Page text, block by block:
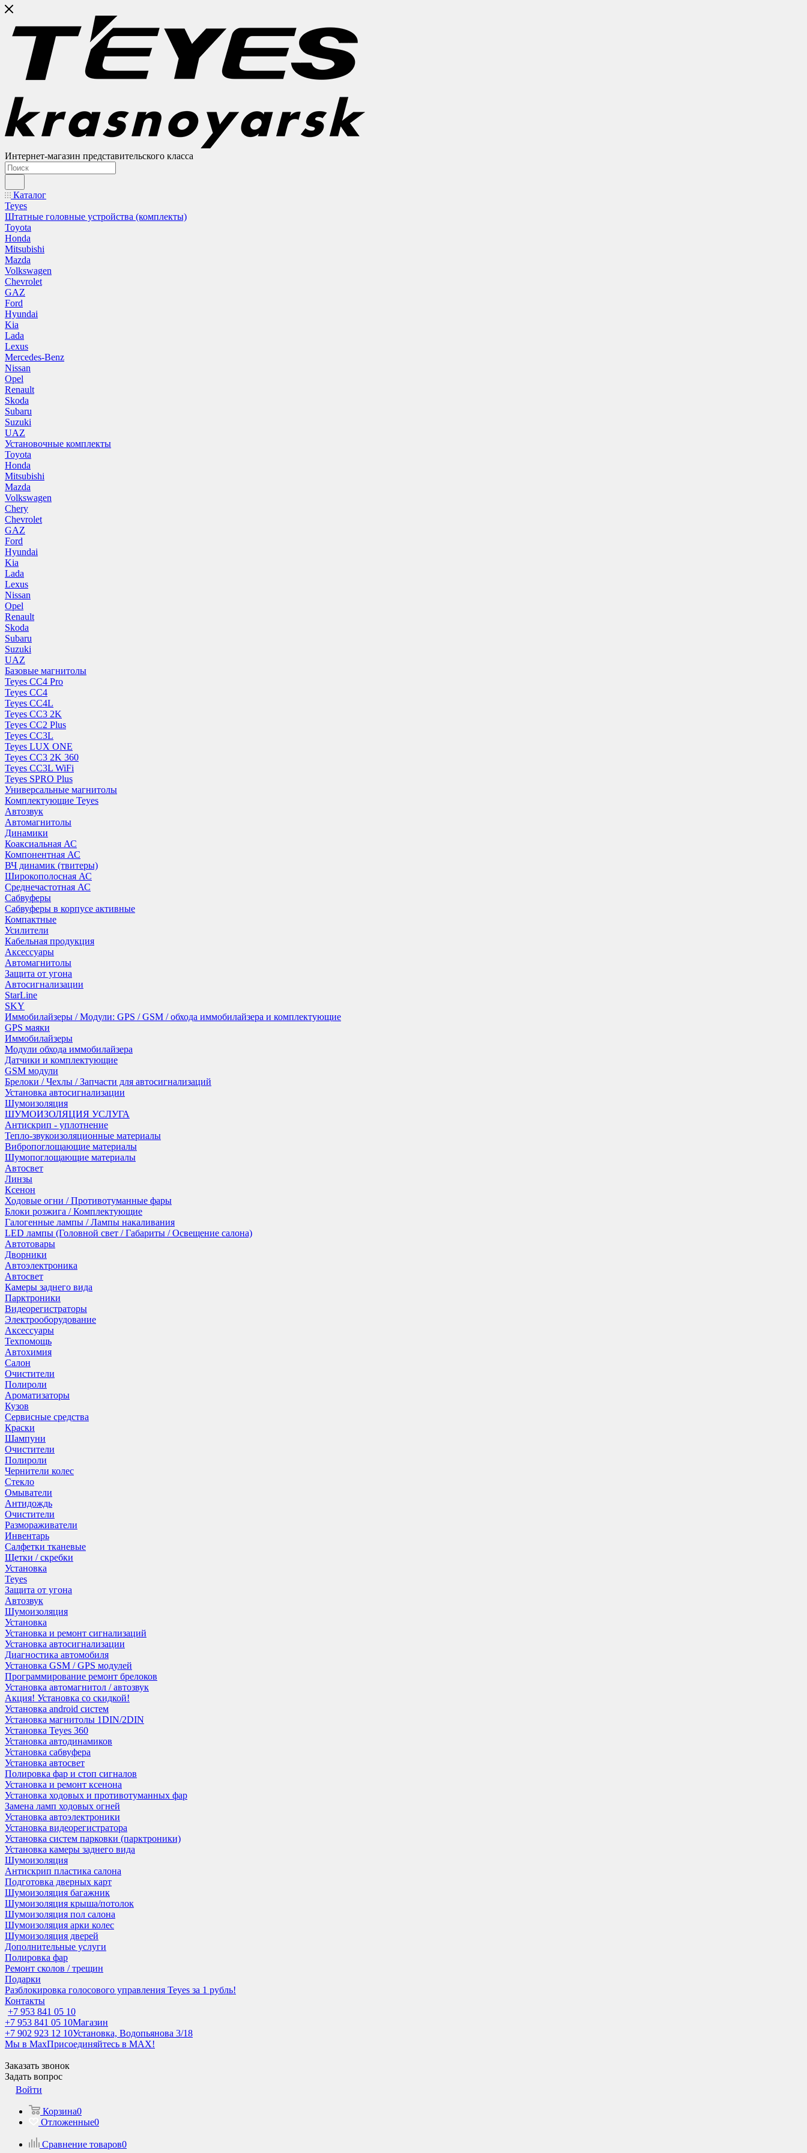
Интернет-магазин представительского класса
Каталог
Teyes
Штатные головные устройства (комплекты)
Toyota
Honda
Mitsubishi
Mazda
Volkswagen
Chevrolet
GAZ
Ford
Hyundai
Kia
Lada
Lexus
Mercedes-Benz
Nissan
Opel
Renault
Skoda
Subaru
Suzuki
UAZ
Установочные комплекты
Toyota
Honda
Mitsubishi
Mazda
Volkswagen
Chery
Chevrolet
GAZ
Ford
Hyundai
Kia
Lada
Lexus
Nissan
Opel
Renault
Skoda
Subaru
Suzuki
UAZ
Базовые магнитолы
Teyes CC4 Pro
Teyes CC4
Teyes CC4L
Teyes CC3 2K
Teyes CC2 Plus
Teyes CC3L
Teyes LUX ONE
Teyes CC3 2K 360
Teyes CC3L WiFi
Teyes SPRO Plus
Универсальные магнитолы
Комплектующие Teyes
Автозвук
Автомагнитолы
Динамики
Коаксиальная АС
Компонентная АС
ВЧ динамик (твитеры)
Широкополосная АС
Среднечастотная АС
Сабвуферы
Сабвуферы в корпусе активные
Компактные
Усилители
Кабельная продукция
Аксессуары
Автомагнитолы
Защита от угона
Автосигнализации
StarLine
SKY
Иммобилайзеры / Модули: GPS / GSM / обхода иммобилайзера и комплектующие
GPS маяки
Иммобилайзеры
Модули обхода иммобилайзера
Датчики и комплектующие
GSM модули
Брелоки / Чехлы / Запчасти для автосигнализаций
Установка автосигнализации
Шумоизоляция
ШУМОИЗОЛЯЦИЯ УСЛУГА
Антискрип - уплотнение
Тепло-звукоизоляционные материалы
Вибропоглощающие материалы
Шумопоглощающие материалы
Автосвет
Линзы
Ксенон
Ходовые огни / Противотуманные фары
Блоки розжига / Комплектующие
Галогенные лампы / Лампы накаливания
LED лампы (Головной свет / Габариты / Освещение салона)
Автотовары
Дворники
Автоэлектроника
Автосвет
Камеры заднего вида
Парктроники
Видеорегистраторы
Электрооборудование
Аксессуары
Техпомощь
Автохимия
Салон
Очистители
Полироли
Ароматизаторы
Кузов
Сервисные средства
Краски
Шампуни
Очистители
Полироли
Чернители колес
Стекло
Омыватели
Антидождь
Очистители
Размораживатели
Инвентарь
Салфетки тканевые
Щетки / скребки
Установка
Teyes
Защита от угона
Автозвук
Шумоизоляция
Установка
Установка и ремонт сигнализаций
Установка автосигнализации
Диагностика автомобиля
Установка GSM / GPS модулей
Программирование ремонт брелоков
Установка автомагнитол / автозвук
Акция! Установка со скидкой!
Установка android систем
Установка магнитолы 1DIN/2DIN
Установка Teyes 360
Установка автодинамиков
Установка сабвуфера
Установка автосвет
Полировка фар и стоп сигналов
Установка и ремонт ксенона
Установка ходовых и противотуманных фар
Замена ламп ходовых огней
Установка автоэлектроники
Установка видеорегистратора
Установка систем парковки (парктроники)
Установка камеры заднего вида
Шумоизоляция
Антискрип пластика салона
Подготовка дверных карт
Шумоизоляция багажник
Шумоизоляция крыша/потолок
Шумоизоляция пол салона
Шумоизоляция арки колес
Шумоизоляция дверей
Дополнительные услуги
Полировка фар
Ремонт сколов / трещин
Подарки
Разблокировка голосового управления Teyes за 1 рубль!
Контакты
+7 953 841 05 10
+7 953 841 05 10Магазин
+7 902 923 12 10Установка, Водопьянова 3/18
Мы в MaxПрисоединяйтесь в MAX!
Заказать звонок
Задать вопрос
Войти
Корзина0
Отложенные0
Сравнение товаров0